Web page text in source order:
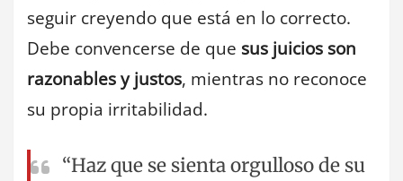
seguir creyendo que está en lo correcto.
Debe convencerse de que sus juicios son
razonables y justos, mientras no reconoce
su propia irritabilidad.
“Haz que se sienta orgulloso de su